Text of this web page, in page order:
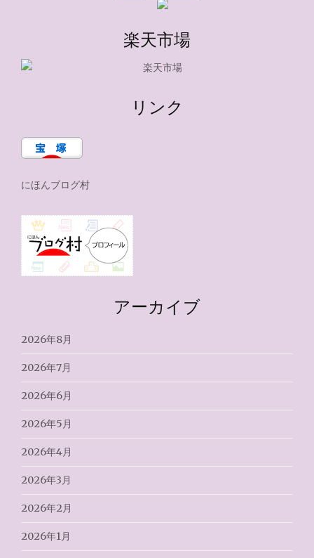
楽天市場
リンク
にほんブログ村
アーカイブ
2026年8月
2026年7月
2026年6月
2026年5月
2026年4月
2026年3月
2026年2月
2026年1月